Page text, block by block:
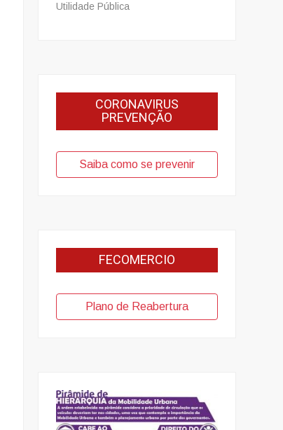
Utilidade Pública
CORONAVIRUS
PREVENÇÃO
Saiba como se prevenir
FECOMERCIO
Plano de Reabertura